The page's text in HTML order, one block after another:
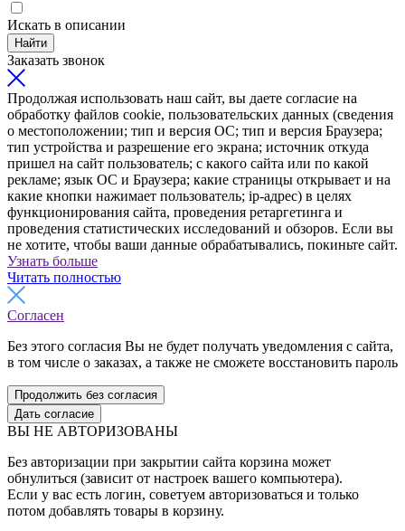
Искать в описании
Найти
Заказать звонок
Продолжая использовать наш сайт, вы даете согласие на
обработку файлов cookie, пользовательских данных (сведения
о местоположении; тип и версия ОС; тип и версия Браузера;
тип устройства и разрешение его экрана; источник откуда
пришел на сайт пользователь; с какого сайта или по какой
рекламе; язык ОС и Браузера; какие страницы открывает и на
какие кнопки нажимает пользователь; ip-адрес) в целях
функционирования сайта, проведения ретаргетинга и
проведения статистических исследований и обзоров. Если вы
не хотите, чтобы ваши данные обрабатывались, покиньте сайт.
Узнать больше
Читать полностью
Согласен
Без этого согласия Вы не будет получать уведомления с сайта,
в том числе о заказах, а также не сможете восстановить пароль
Продолжить без согласия
Дать согласие
ВЫ НЕ АВТОРИЗОВАНЫ
Без авторизации при закрытии сайта корзина может
обнулиться (зависит от настроек вашего компьютера).
Если у вас есть логин, советуем авторизоваться и только
потом добавлять товары в корзину.